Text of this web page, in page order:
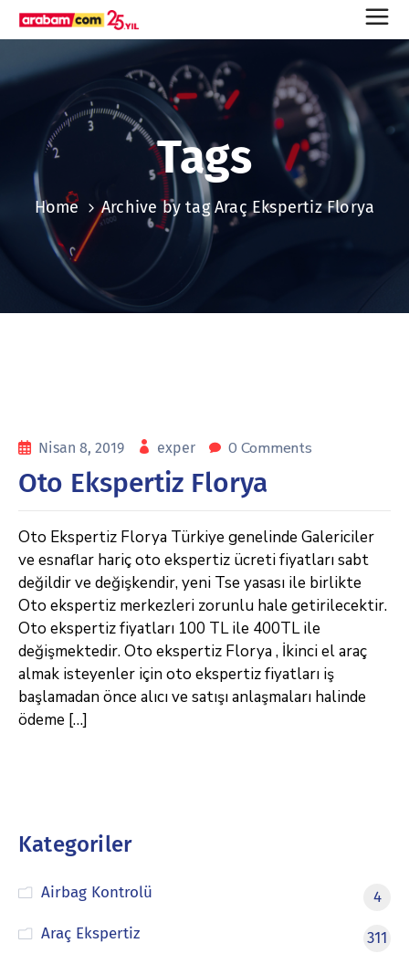
Tags
Home Archive by tag Araç Ekspertiz Florya
Nisan 8, 2019 exper 0 Comments
Oto Ekspertiz Florya
Oto Ekspertiz Florya Türkiye genelinde Galericiler
ve esnaflar hariç oto ekspertiz ücreti fiyatları sabt
değildir ve değişkendir, yeni Tse yasası ile birlikte
Oto ekspertiz merkezleri zorunlu hale getirilecektir.
Oto ekspertiz fiyatları 100 TL ile 400TL ile
değişmektedir. Oto ekspertiz Florya , İkinci el araç
almak isteyenler için oto ekspertiz fiyatları iş
başlamadan önce alıcı ve satışı anlaşmaları halinde
ödeme […]
Kategoriler
Airbag Kontrolü
4
Araç Ekspertiz
311